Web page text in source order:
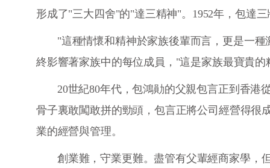
形成了"三大四舍"的"達三精神"。1952年，包達
"這種情懷和精神於家族後輩而言，更是一
終影響著家族中的每位成員，"這是家族最寶貴
20世紀80年代，包鴻勛的父親包言正到香港
骨子裏敢闖敢拼的勁頭，包言正將公司經營得很
業的經營與管理。
創業難，守業更難。盡管有父輩經商家學，